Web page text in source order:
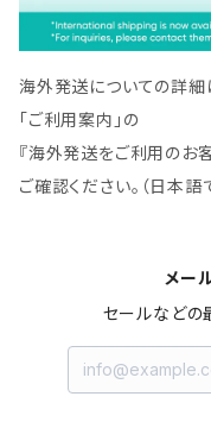
海外発送についての詳細
「ご利用案内」の
『海外発送をご利用のお
ご確認ください。（日本語
メー
セールなどの